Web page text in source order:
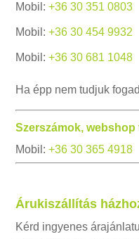
Mobil:+36 30 351 0803
Mobil:+36 30 454 9932
Mobil:+36 30 681 1048
Ha épp nem tudjuk
Szerszámok, webshop
Mobil:+36 30 365 4918
Árukiszállítás
Kérd ingyenes